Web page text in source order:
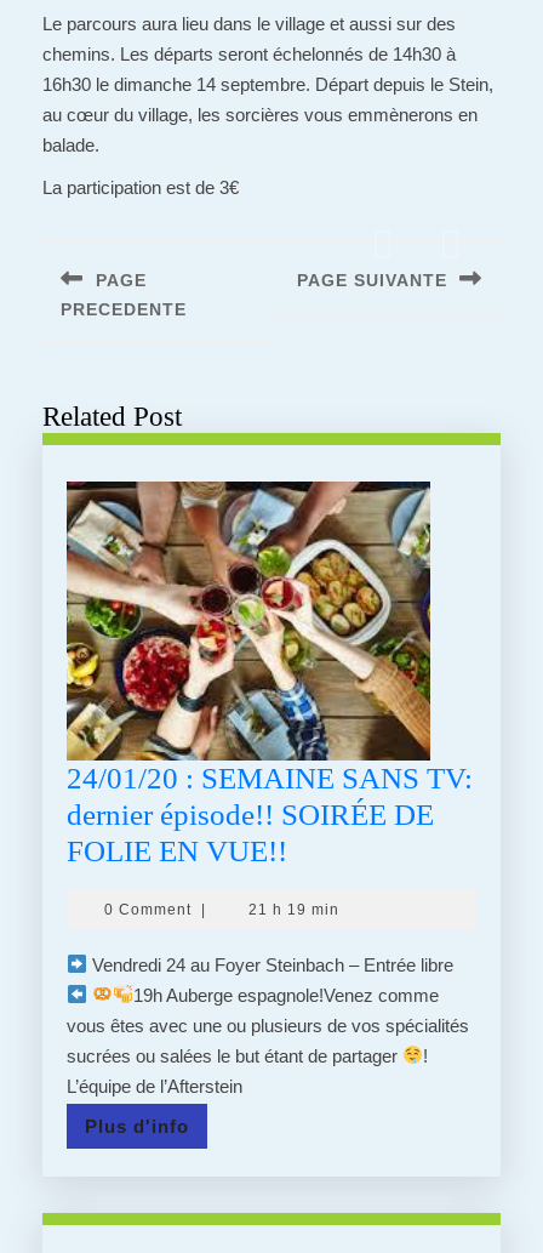
Le parcours aura lieu dans le village et aussi sur des
chemins. Les départs seront échelonnés de 14h30 à
16h30 le dimanche 14 septembre. Départ depuis le Stein,
au cœur du village, les sorcières vous emmènerons en
balade.
La participation est de 3€
de
l’article
PAGE
PRECEDENTE
PAGE SUIVANTE
Related Post
24/01/20 : SEMAINE SANS TV:
dernier épisode!! SOIRÉE DE
FOLIE EN VUE!!
SEMAINE
SANS
TV:
dernier
épisode!!
EN
0 Comment | 21 h 19 min
Vendredi 24 au Foyer Steinbach – Entrée libre
19h Auberge espagnole!Venez comme
vous êtes avec une ou plusieurs de vos spécialités
sucrées ou salées le but étant de partager
!
L’équipe de l’Afterstein
Plus d'info
d'info